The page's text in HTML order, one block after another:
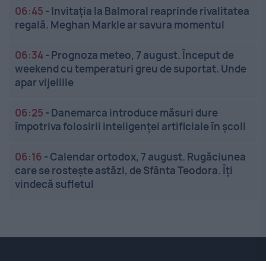
06:45 - Invitația la Balmoral reaprinde rivalitatea
regală. Meghan Markle ar savura momentul
06:34- Prognoza meteo, 7 august. Început de
weekend cu temperaturi greu de suportat. Unde
apar vijeliile
06:25 - Danemarca introduce măsuri dure
împotriva folosirii inteligenței artificiale în școli
06:16 -Calendar ortodox, 7 august. Rugăciunea
care se rostește astăzi, de Sfânta Teodora. Îți
vindecă sufletul